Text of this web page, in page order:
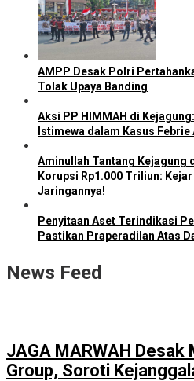
AMPP Desak Polri
Tolak Upaya Banding
Aksi PP HIMMAH di
Istimewa dalam Kasus Febrie
Aminullah Tantang Kejagung
Korupsi Rp1.000 Triliun:
Jaringannya!
Penyitaan Aset Terindikasi
Pastikan Praperadilan Atas
News Feed
JAGA MARWAH Desak
Group, Soroti